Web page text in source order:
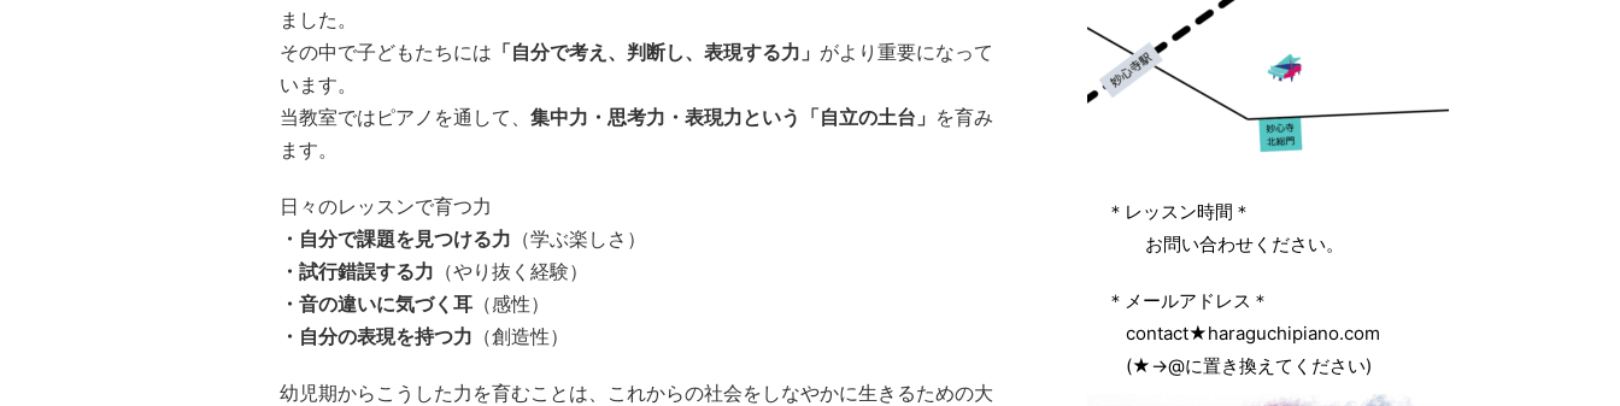
ました。
その中で子どもたちには 「自分で考え、判断し、表現する力」 がより重要になって
います。
当教室ではピアノを通して、 集中力・思考力・表現力という「自立の土台」 を育み
ます。
日々のレッスンで育つ力
・自分で課題を見つける力 （学ぶ楽しさ）
・試行錯誤する力 （やり抜く経験）
・音の違いに気づく耳 （感性）
・自分の表現を持つ力 （創造性）
幼児期からこうした力を育むことは、これからの社会をしなやかに生きるための大
‌ ＊レッスン時間＊
‌ ‌ ‌ お問い合わせください。
‌ ＊メールアドレス＊
‌ ‌ contact★haraguchipiano.com
‌ ‌ (★→@に置き換えてください)